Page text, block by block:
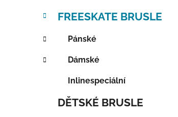
FREESKATE BRUSLE
Pánské
Dámské
Inlinespeciální
DĚTSKÉ BRUSLE